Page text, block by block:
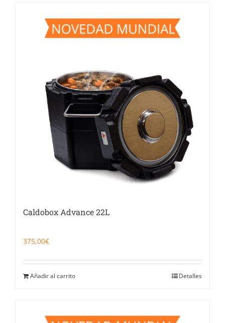
Caldobox Advance 22L
375,00€
Añadir al carrito Detalles